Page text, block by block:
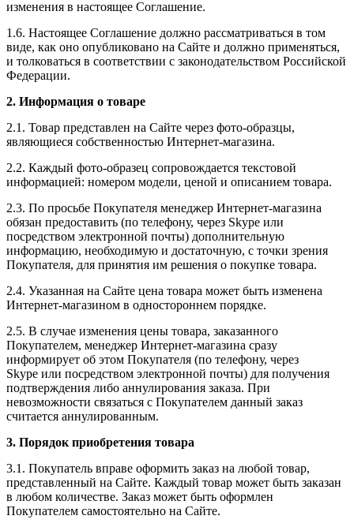
изменения в настоящее Соглашение.
1.6. Настоящее Соглашение должно рассматриваться в том
виде, как оно опубликовано на Сайте и должно применяться,
и толковаться в соответствии с законодательством Российской
Федерации.
2. Информация о товаре
2.1. Товар представлен на Сайте через фото-образцы,
являющиеся собственностью Интернет-магазина.
2.2. Каждый фото-образец сопровождается текстовой
информацией: номером модели, ценой и описанием товара.
2.3. По просьбе Покупателя менеджер Интернет-магазина
обязан предоставить (по телефону, через Skype или
посредством электронной почты) дополнительную
информацию, необходимую и достаточную, с точки зрения
Покупателя, для принятия им решения о покупке товара.
2.4. Указанная на Сайте цена товара может быть изменена
Интернет-магазином в одностороннем порядке.
2.5. В случае изменения цены товара, заказанного
Покупателем, менеджер Интернет-магазина сразу
информирует об этом Покупателя (по телефону, через
Skype или посредством электронной почты) для получения
подтверждения либо аннулирования заказа. При
невозможности связаться с Покупателем данный заказ
считается аннулированным.
3. Порядок приобретения товара
3.1. Покупатель вправе оформить заказ на любой товар,
представленный на Сайте. Каждый товар может быть заказан
в любом количестве. Заказ может быть оформлен
Покупателем самостоятельно на Сайте.